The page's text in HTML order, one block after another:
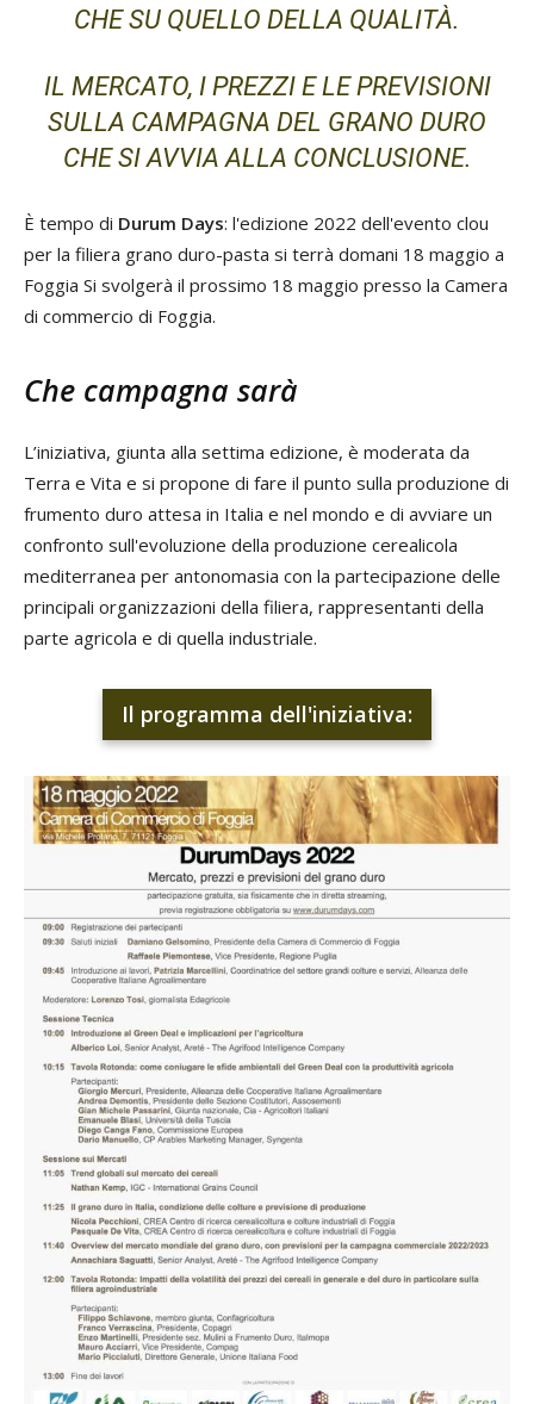
CHE SU QUELLO DELLA QUALITÀ.
IL MERCATO, I PREZZI E LE PREVISIONI
SULLA CAMPAGNA DEL GRANO DURO
CHE SI AVVIA ALLA CONCLUSIONE.
È tempo di Durum Days: l'edizione 2022 dell'evento clou
per la filiera grano duro-pasta si terrà domani 18 maggio a
Foggia Si svolgerà il prossimo 18 maggio presso la Camera
di commercio di Foggia.
Che campagna sarà
L’iniziativa, giunta alla settima edizione, è moderata da
Terra e Vita e si propone di fare il punto sulla produzione di
frumento duro attesa in Italia e nel mondo e di avviare un
confronto sull'evoluzione della produzione cerealicola
mediterranea per antonomasia con la partecipazione delle
principali organizzazioni della filiera, rappresentanti della
parte agricola e di quella industriale.
Il programma dell'iniziativa: